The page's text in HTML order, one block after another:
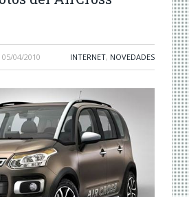
05/04/2010 INTERNET, NOVEDADES